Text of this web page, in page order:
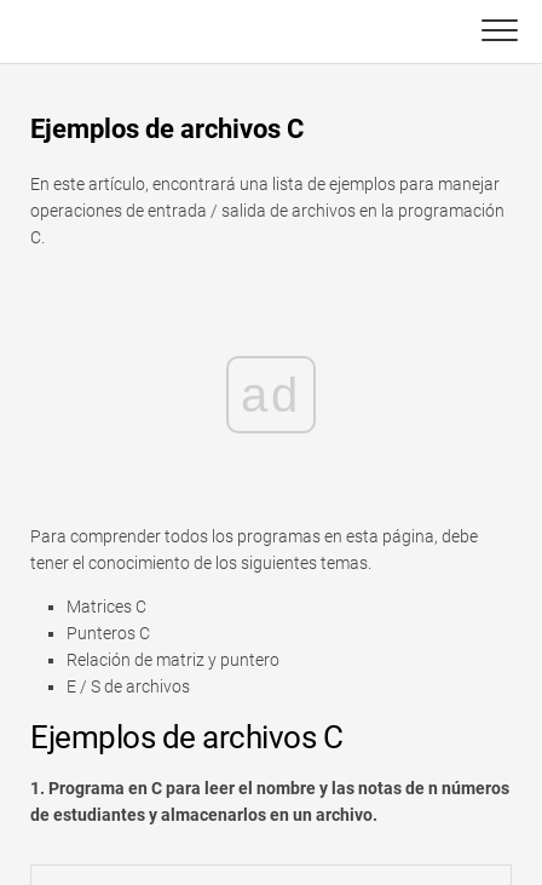
content
Gráfico
Noticias
TechTV
C ++
Rápido
Ejemplos de archivos C
En este artículo, encontrará una lista de ejemplos para manejar
operaciones de entrada / salida de archivos en la programación
C.
ad
Para comprender todos los programas en esta página, debe
tener el conocimiento de los siguientes temas.
Matrices C
Punteros C
Relación de matriz y puntero
E / S de archivos
Ejemplos de archivos C
1. Programa en C para leer el nombre y las notas de n números
de estudiantes y almacenarlos en un archivo.